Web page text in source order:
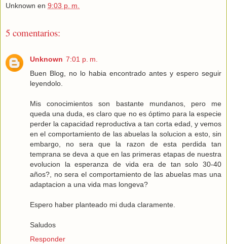
Unknown en 9:03 p. m.
5 comentarios:
Unknown 7:01 p. m.
Buen Blog, no lo habia encontrado antes y espero seguir
leyendolo.
Mis conocimientos son bastante mundanos, pero me
queda una duda, es claro que no es óptimo para la especie
perder la capacidad reproductiva a tan corta edad, y vemos
en el comportamiento de las abuelas la solucion a esto, sin
embargo, no sera que la razon de esta perdida tan
temprana se deva a que en las primeras etapas de nuestra
evolucion la esperanza de vida era de tan solo 30-40
años?, no sera el comportamiento de las abuelas mas una
adaptacion a una vida mas longeva?
Espero haber planteado mi duda claramente.
Saludos
Responder